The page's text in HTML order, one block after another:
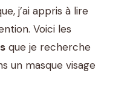
j’ai appris à lire
Voici les
que je recherche
un masque visage